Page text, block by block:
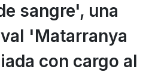
sangre', una
'Matarranya
con cargo al